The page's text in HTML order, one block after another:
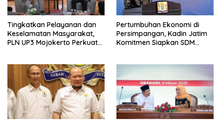
Tingkatkan Pelayanan dan
Keselamatan Masyarakat,
PLN UP3 Mojokerto Perkuat
Pertumbuhan Ekonomi di
Persimpangan, Kadin Jatim
Komitmen Siapkan SDM